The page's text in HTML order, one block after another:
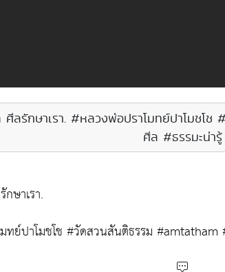
ศีลรักษาเรา. #หลวงพ่อปราโมทย์ปาโมชโ
ศีล #ธรรมะน่ารู้
ษาเรา.
ทย์ปาโมชโช #วัดสวนสันติธรรม #amtatham